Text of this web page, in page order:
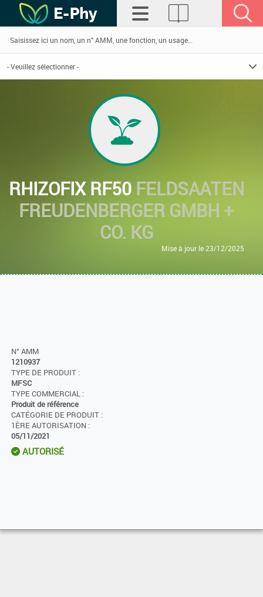
RHIZOFIX RF50 FELDSAATEN
FREUDENBERGER GMBH +
CO. KG
Mise à jour le 23/12/2025
N° AMM
1210937
TYPE DE PRODUIT :
MFSC
TYPE COMMERCIAL :
Produit de référence
CATÉGORIE DE PRODUIT :
1ÈRE AUTORISATION :
05/11/2021
AUTORISÉ